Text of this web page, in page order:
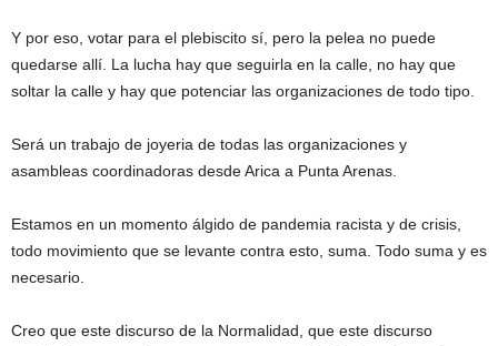
Y por eso, votar para el plebiscito sí, pero la pelea no puede
quedarse allí. La lucha hay que seguirla en la calle, no hay que
soltar la calle y hay que potenciar las organizaciones de todo tipo.
Será un trabajo de joyeria de todas las organizaciones y
asambleas coordinadoras desde Arica a Punta Arenas.
Estamos en un momento álgido de pandemia racista y de crisis,
todo movimiento que se levante contra esto, suma. Todo suma y es
necesario.
Creo que este discurso de la Normalidad, que este discurso